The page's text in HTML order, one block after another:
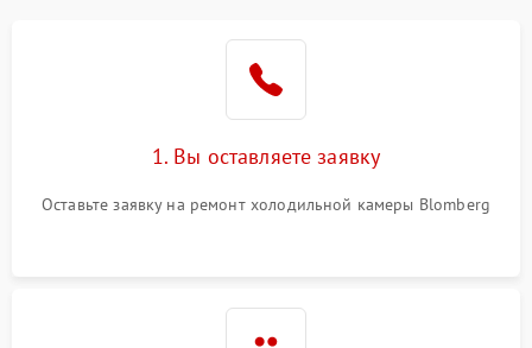
1. Вы оставляете заявку
Оставьте заявку на ремонт холодильной камеры Blomberg